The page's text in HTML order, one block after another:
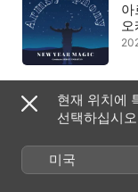
아
현재 위치에
선택하십시
미국